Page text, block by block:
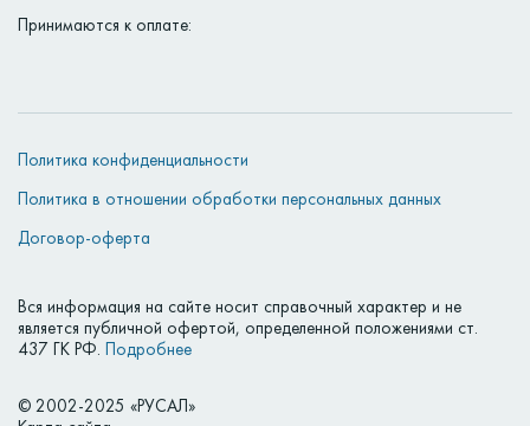
Принимаются к оплате:
© 2002-2025 «РУСАЛ»
Политика конфиденциальности
Политика в отношении обработки персональных данных
Договор-оферта
Вся информация на сайте носит справочный характер и не
является публичной офертой, определенной положениями ст.
437 ГК РФ. Подробнее